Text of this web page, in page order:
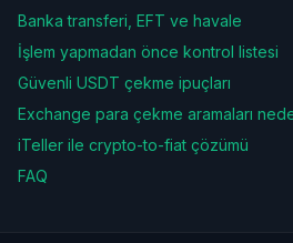
Banka transferi, EFT ve havale
İşlem yapmadan önce kontrol listesi
Güvenli USDT çekme ipuçları
Exchange para çekme aramaları
iTeller ile crypto-to-fiat çözümü
FAQ